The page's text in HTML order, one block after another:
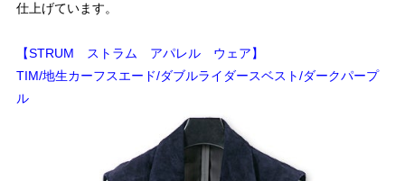
仕上げています。
【STRUM ストラム アパレル ウェア】
TIM/地生カーフスエード/ダブルライダースベスト/ダークパープ
ル